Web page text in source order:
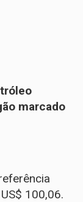
marcado
100,06.